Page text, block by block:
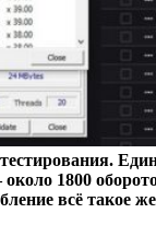
1800
всё такое